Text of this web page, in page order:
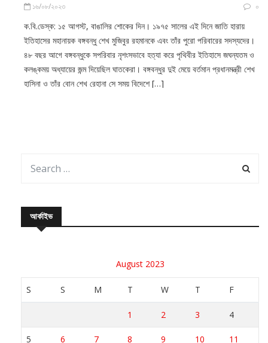
ক.বি.ডেস্ক: ১৫ আগস্ট, বাঙালির শোকের দিন। ১৯৭৫ সালের এই দিনে জাতি হারায়
ইতিহাসের মহানায়ক বঙ্গবন্ধু শেখ মুজিবুর রহমানকে এবং তাঁর পুরো পরিবারের সদস্যদের।
৪৮ বছর আগে বঙ্গবন্ধুকে সপরিবার নৃশংসভাবে হত্যা করে পৃথিবীর ইতিহাসে জঘন্যতম ও
কলঙ্কময় অধ্যায়ের জন্ম দিয়েছিল ঘাতকেরা। বঙ্গবন্ধুর দুই মেয়ে বর্তমান প্রধানমন্ত্রী শেখ
হাসিনা ও তাঁর বোন শেখ রেহানা সে সময় বিদেশে […]
S S M T W T F
5 6 7 8 9 10 11